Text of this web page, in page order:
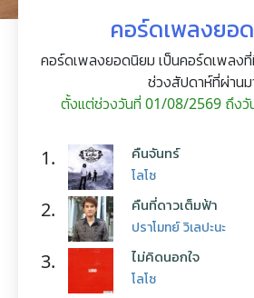
คอร์ดเพลงยอ
คอร์ดเพลงยอดนิยม เป็นคอร์ดเพลง
ช่วงสัปดาห์ที่ผ่านม
ตั้งแต่ช่วงวันที่ 01/08/2569 ถึง
1. คืนจันทร์
โลโซ
2. คืนที่ดาวเต็มฟ้า
ปราโมทย์ วิเลปะนะ
3. ไม่คิดนอกใจ
โลโซ